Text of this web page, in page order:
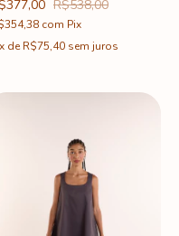
R$538,00
com Pix
x deR$75,40 sem juros